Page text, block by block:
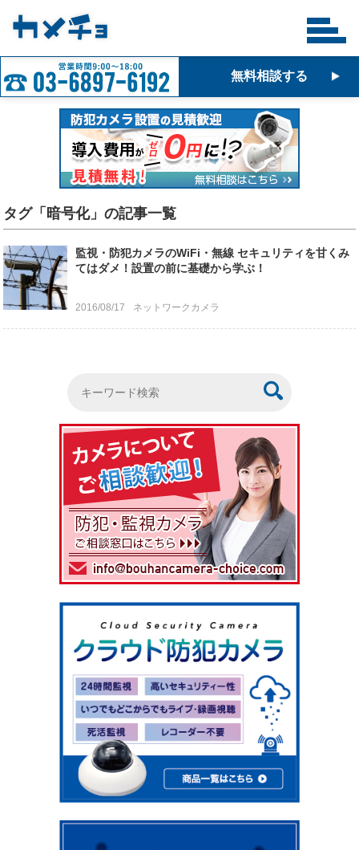
無料相談する
タグ「暗号化」の記事一覧
監視・防犯カメラのWiFi・無線 セキュリティを甘くみ
てはダメ！設置の前に基礎から学ぶ！
2016/08/17 ネットワークカメラ